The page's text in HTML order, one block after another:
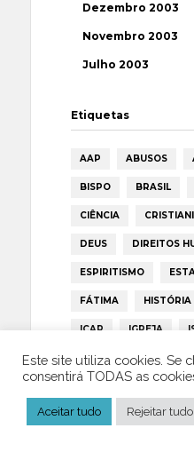
Dezembro 2003
Novembro 2003
Julho 2003
Etiquetas
AAP ABUSOS
BISPO BRASIL
CIÊNCIA
DEUS DIREITOS
ESPIRITISMO
FÁTIMA HISTÓRIA
ICAR IGREJA
JESUS LAICIDADE
MORAL MULHER
Este site utiliza cookies. Se
consentirá TODAS as
Aceitar tudo Rejeitar tudo